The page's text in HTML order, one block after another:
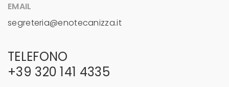
EMAIL
segreteria@enotecanizza.it
TELEFONO
+39 320 141 4335